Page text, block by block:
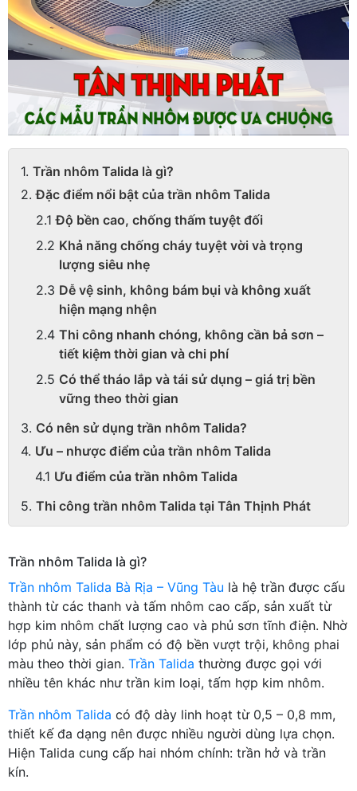
Trần nhôm Talida là gì?
Đặc điểm nổi bật của trần nhôm Talida
Độ bền cao, chống thấm tuyệt đối
Khả năng chống cháy tuyệt vời và trọng
lượng siêu nhẹ
Dễ vệ sinh, không bám bụi và không xuất
hiện mạng nhện
Thi công nhanh chóng, không cần bả sơn –
tiết kiệm thời gian và chi phí
Có thể tháo lắp và tái sử dụng – giá trị bền
vững theo thời gian
Có nên sử dụng trần nhôm Talida?
Ưu – nhược điểm của trần nhôm Talida
Ưu điểm của trần nhôm Talida
Thi công trần nhôm Talida tại Tân Thịnh Phát
Trần nhôm Talida là gì?
Trần nhôm Talida Bà Rịa – Vũng Tàu là hệ trần được cấu
thành từ các thanh và tấm nhôm cao cấp, sản xuất từ
hợp kim nhôm chất lượng cao và phủ sơn tĩnh điện. Nhờ
lớp phủ này, sản phẩm có độ bền vượt trội, không phai
màu theo thời gian. Trần Talida thường được gọi với
nhiều tên khác như trần kim loại, tấm hợp kim nhôm.
Trần nhôm Talida có độ dày linh hoạt từ 0,5 – 0,8 mm,
thiết kế đa dạng nên được nhiều người dùng lựa chọn.
Hiện Talida cung cấp hai nhóm chính: trần hở và trần
kín.